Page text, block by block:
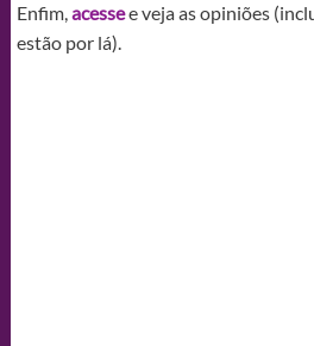
Enfim,acessee veja as opiniões
estão por lá).